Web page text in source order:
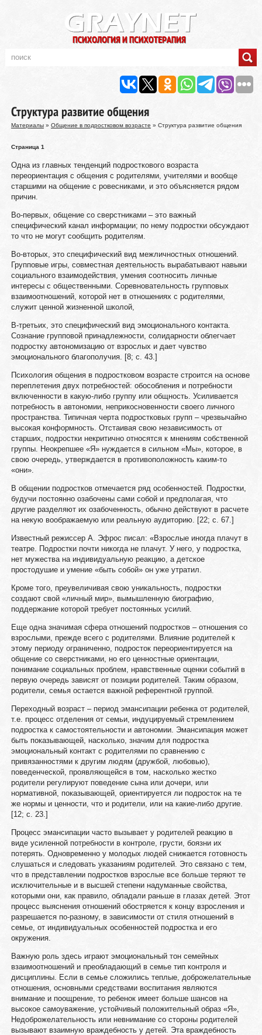
Структура развитие общения
Материалы» Общение в подростковом возрасте » Структура развитие общения
Страница 1
Одна из главных тенденций подросткового возраста
переориентация с общения с родителями, учителями и вообще
старшими на общение с ровесниками, и это объясняется рядом
причин.
Во-первых, общение со сверстниками – это важный
специфический канал информации; по нему подростки обсуждают
то что не могут сообщить родителям.
Во-вторых, это специфический вид межличностных отношений.
Групповые игры, совместная деятельность вырабатывают навыки
социального взаимодействия, умения соотносить личные
интересы с общественными. Соревновательность групповых
взаимоотношений, которой нет в отношениях с родителями,
служит ценной жизненной школой,
В-третьих, это специфический вид эмоционального контакта.
Сознание групповой принадлежности, солидарности облегчает
подростку автономизацию от взрослых и дает чувство
эмоционального благополучия. [8; c. 43.]
Психология общения в подростковом возрасте строится на основе
переплетения двух потребностей: обособления и потребности
включенности в какую-либо группу или общность. Усиливается
потребность в автономии, неприкосновенности своего личного
пространства. Типичная черта подростковых групп – чрезвычайно
высокая конформность. Отстаивая свою независимость от
старших, подростки некритично относятся к мнениям собственной
группы. Неокрепшее «Я» нуждается в сильном «Мы», которое, в
свою очередь, утверждается в противоположность каким-то
«они».
В общении подростков отмечается ряд особенностей. Подростки,
будучи постоянно озабочены сами собой и предполагая, что
другие разделяют их озабоченность, обычно действуют в расчете
на некую воображаемую или реальную аудиторию. [22; c. 67.]
Известный режиссер А. Эфрос писал: «Взрослые иногда плачут в
театре. Подростки почти никогда не плачут. У него, у подростка,
нет мужества на индивидуальную реакцию, а детское
простодушие и умение «быть собой» он уже утратил.
Кроме того, преувеличивая свою уникальность, подростки
создают свой «личный мир», вымышленную биографию,
поддержание которой требует постоянных усилий.
Еще одна значимая сфера отношений подростков – отношения со
взрослыми, прежде всего с родителями. Влияние родителей к
этому периоду ограниченно, подросток переориентируется на
общение со сверстниками, но его ценностные ориентации,
понимание социальных проблем, нравственные оценки событий в
первую очередь зависят от позиции родителей. Таким образом,
родители, семья остается важной референтной группой.
Переходный возраст – период эмансипации ребенка от родителей,
т.е. процесс отделения от семьи, индуцируемый стремлением
подростка к самостоятельности и автономии. Эмансипация может
быть показывающей, насколько, значим для подростка
эмоциональный контакт с родителями по сравнению с
привязанностями к другим людям (дружбой, любовью),
поведенческой, проявляющейся в том, насколько жестко
родители регулируют поведение сына или дочери, или
нормативной, показывающей, ориентируется ли подросток на те
же нормы и ценности, что и родители, или на какие-либо другие.
[12; c. 23.]
Процесс эмансипации часто вызывает у родителей реакцию в
виде усиленной потребности в контроле, грусти, боязни их
потерять. Одновременно у молодых людей снижается готовность
слушаться и следовать указаниям родителей. Это связано с тем,
что в представлении подростков взрослые все больше теряют те
исключительные и в высшей степени надуманные свойства,
которыми они, как правило, обладали раньше в глазах детей. Этот
процесс выяснения отношений обостряется к концу взросления и
разрешается по-разному, в зависимости от стиля отношений в
семье, от индивидуальных особенностей подростка и его
окружения.
Важную роль здесь играют эмоциональный тон семейных
взаимоотношений и преобладающий в семье тип контроля и
дисциплины. Если в семье сложились теплые, доброжелательные
отношения, основными средствами воспитания являются
внимание и поощрение, то ребенок имеет больше шансов на
высокое самоуважение, устойчивый положительный образ «Я»,
Недоброжелательность или невнимание со стороны родителей
вызывают взаимную враждебность у детей. Эта враждебность